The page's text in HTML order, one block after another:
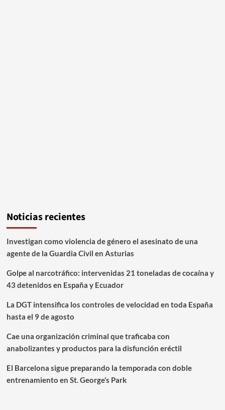
Noticias recientes
Investigan como violencia de género el asesinato de una
agente de la Guardia Civil en Asturias
Golpe al narcotráfico: intervenidas 21 toneladas de cocaína y
43 detenidos en España y Ecuador
La DGT intensifica los controles de velocidad en toda España
hasta el 9 de agosto
Cae una organización criminal que traficaba con
anabolizantes y productos para la disfunción eréctil
El Barcelona sigue preparando la temporada con doble
entrenamiento en St. George’s Park